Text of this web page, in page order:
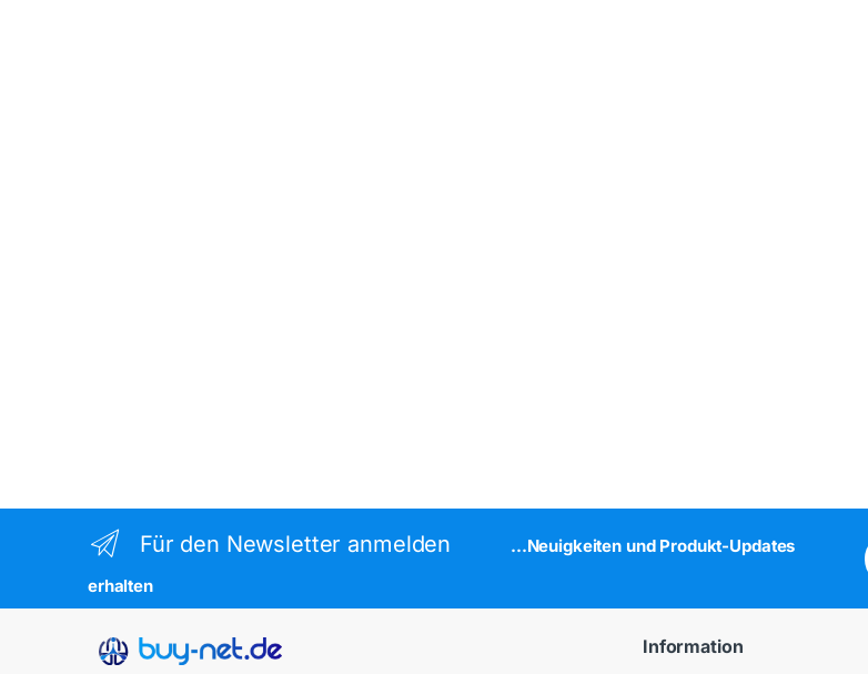
Für den Newsletter anmelden
...Neuigkeiten und Produkt-Updates
erhalten
Information